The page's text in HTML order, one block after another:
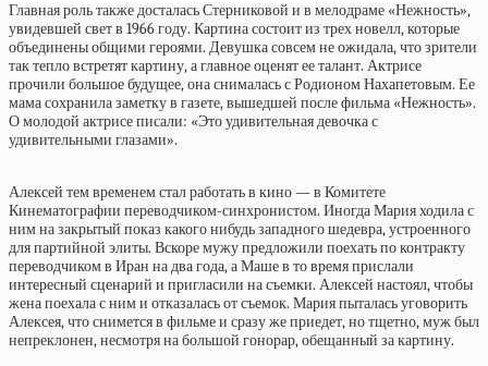
Главная роль также досталась Стерниковой и в мелодраме «Нежность»,
увидевшей свет в 1966 году. Картина состоит из трех новелл, которые
объединены общими героями. Девушка совсем не ожидала, что зрители
так тепло встретят картину, а главное оценят ее талант. Актрисе
прочили большое будущее, она снималась с Родионом Нахапетовым. Ее
мама сохранила заметку в газете, вышедшей после фильма «Нежность».
О молодой актрисе писали: «Это удивительная девочка с
удивительными глазами».
Алексей тем временем стал работать в кино — в Комитете
Кинематографии переводчиком-синхронистом. Иногда Мария ходила с
ним на закрытый показ какого нибудь западного шедевра, устроенного
для партийной элиты. Вскоре мужу предложили поехать по контракту
переводчиком в Иран на два года, а Маше в то время прислали
интересный сценарий и пригласили на съемки. Алексей настоял, чтобы
жена поехала с ним и отказалась от съемок. Мария пыталась уговорить
Алексея, что снимется в фильме и сразу же приедет, но тщетно, муж был
непреклонен, несмотря на большой гонорар, обещанный за картину.